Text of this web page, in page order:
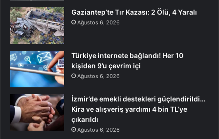
Gaziantep’te Tır Kazası: 2 Ölü, 4 Yaralı
Ağustos 6, 2026
Türkiye internete bağlandı! Her 10
kişiden 9’u çevrim içi
Ağustos 6, 2026
İzmir’de emekli destekleri güçlendirildi…
Kira ve alışveriş yardımı 4 bin TL’ye
çıkarıldı
Ağustos 6, 2026